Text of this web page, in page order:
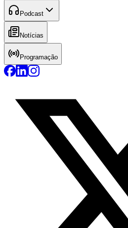
Podcast
Notícias
Programação